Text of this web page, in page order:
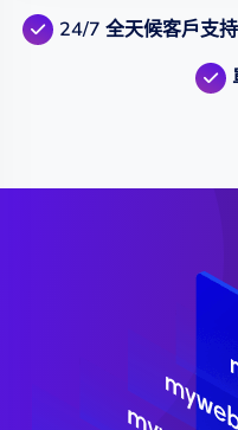
24/7 全天候客戶支持